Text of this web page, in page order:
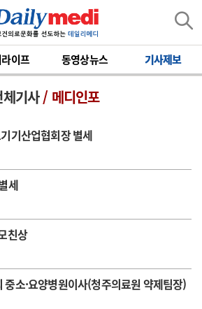
이프 동영상뉴스 기사제보
기사/ 메디인포
기산업협회장 별세
세
친상
중소·요양병원이사(청주의료원 약제팀장)